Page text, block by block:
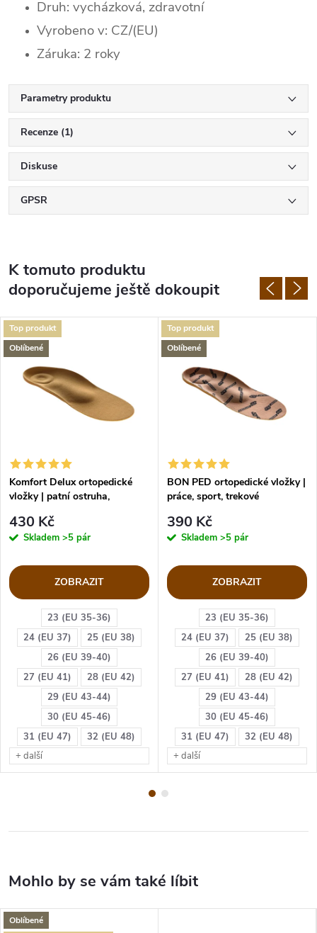
Druh: vycházková, zdravotní
Vyrobeno v: CZ/(EU)
Záruka: 2 roky
Parametry produktu
Recenze (1)
Diskuse
GPSR
K tomuto produktu
doporučujeme ještě dokoupit
Top produkt
Oblíbené
23 (EU 35-36)
24 (EU 37)
25 (EU 38)
26 (EU 39-40)
27 (EU 41)
28 (EU 42)
29 (EU 43-44)
30 (EU 45-46)
31 (EU 47)
32 (EU 48)
+ další
Komfort Delux ortopedické
vložky | patní ostruha,
430 Kč
Skladem >5 pár
ZOBRAZIT
Top produkt
Oblíbené
23 (EU 35-36)
24 (EU 37)
25 (EU 38)
26 (EU 39-40)
27 (EU 41)
28 (EU 42)
29 (EU 43-44)
30 (EU 45-46)
31 (EU 47)
32 (EU 48)
+ další
BON PED ortopedické vložky |
práce, sport, trekové
390 Kč
Skladem >5 pár
ZOBRAZIT
Oblíbené